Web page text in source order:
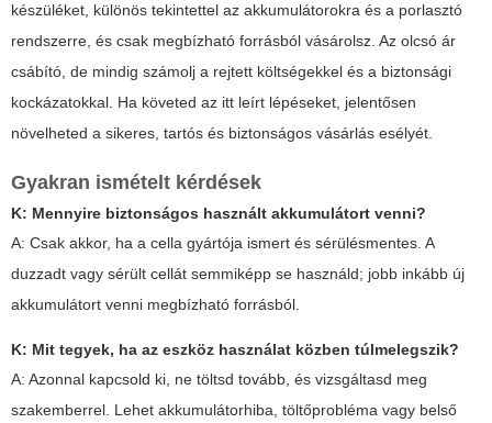
készüléket, különös tekintettel az akkumulátorokra és a porlasztó
rendszerre, és csak megbízható forrásból vásárolsz. Az olcsó ár
csábító, de mindig számolj a rejtett költségekkel és a biztonsági
kockázatokkal. Ha követed az itt leírt lépéseket, jelentősen
növelheted a sikeres, tartós és biztonságos vásárlás esélyét.
Gyakran ismételt kérdések
K: Mennyire biztonságos használt akkumulátort venni?
A: Csak akkor, ha a cella gyártója ismert és sérülésmentes. A
duzzadt vagy sérült cellát semmiképp se használd; jobb inkább új
akkumulátort venni megbízható forrásból.
K: Mit tegyek, ha az eszköz használat közben túlmelegszik?
A: Azonnal kapcsold ki, ne töltsd tovább, és vizsgáltasd meg
szakemberrel. Lehet akkumulátorhiba, töltőprobléma vagy belső